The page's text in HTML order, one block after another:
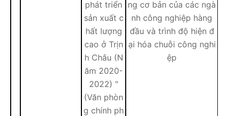
phát triển
sản xuất c
hất lượng
cao ở Trịn
h Châu (N
ăm 2020-
2022) "
(Văn phòn
g chính ph
ng cơ bản của các ngà
nh công nghiệp hàng
đầu và trình độ hiện đ
ại hóa chuỗi công nghi
ệp